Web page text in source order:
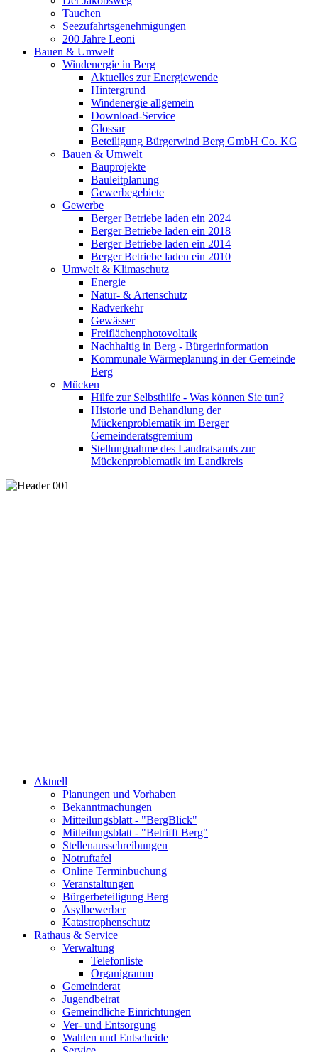
Tauchen
Seezufahrtsgenehmigungen
200 Jahre Leoni
Bauen & Umwelt
Windenergie in Berg
Aktuelles zur Energiewende
Hintergrund
Windenergie allgemein
Download-Service
Glossar
Beteiligung Bürgerwind Berg GmbH Co. KG
Bauen & Umwelt
Bauprojekte
Bauleitplanung
Gewerbegebiete
Gewerbe
Berger Betriebe laden ein 2024
Berger Betriebe laden ein 2018
Berger Betriebe laden ein 2014
Berger Betriebe laden ein 2010
Umwelt & Klimaschutz
Energie
Natur- & Artenschutz
Radverkehr
Gewässer
Freiflächenphotovoltaik
Nachhaltig in Berg - Bürgerinformation
Kommunale Wärmeplanung in der Gemeinde
Berg
Mücken
Hilfe zur Selbsthilfe - Was können Sie tun?
Historie und Behandlung der
Mückenproblematik im Berger
Gemeinderatsgremium
Stellungnahme des Landratsamts zur
Mückenproblematik im Landkreis
Aktuell
Planungen und Vorhaben
Bekanntmachungen
Mitteilungsblatt - "BergBlick"
Mitteilungsblatt - "Betrifft Berg"
Stellenausschreibungen
Notruftafel
Online Terminbuchung
Veranstaltungen
Bürgerbeteiligung Berg
Asylbewerber
Katastrophenschutz
Rathaus & Service
Verwaltung
Telefonliste
Organigramm
Gemeinderat
Jugendbeirat
Gemeindliche Einrichtungen
Ver- und Entsorgung
Wahlen und Entscheide